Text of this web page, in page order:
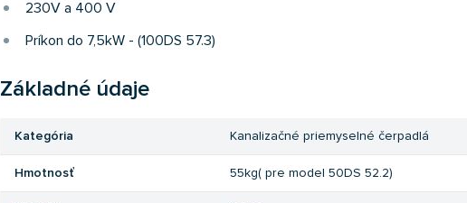
230V a 400 V
Príkon do 7,5kW - (100DS 57.3)
Základné údaje
Kategória Kanalizačné priemyselné čerpadlá
Hmotnosť 55kg( pre model 50DS 52.2)